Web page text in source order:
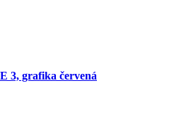
3, grafika červená